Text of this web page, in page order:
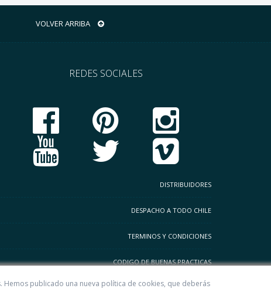
VOLVER ARRIBA
REDES SOCIALES
DISTRIBUIDORES
DESPACHO A TODO CHILE
TERMINOS Y CONDICIONES
CODIGO DE BUENAS PRACTICAS
POLITICAS DE PRIVACIDAD
Hemos publicado una nueva política de cookies, que deberás